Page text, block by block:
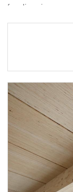
fenolico
azione protettiva
Il prodotto deve
prestazionali
altezza: fino a
lunghezza: fino
44,0 N/mm²;
N/mm²;
elastico
classe di
classe per il
in classe di
nessun rischio
trattamento
compressione